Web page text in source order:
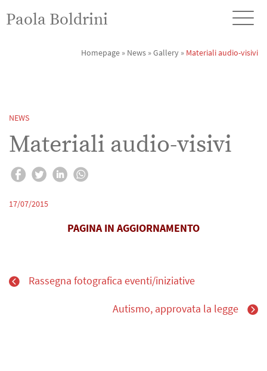
Paola Boldrini
Homepage » News »Gallery » Materiali audio-visivi
NEWS
Materiali audio-visivi
17/07/2015
PAGINA IN AGGIORNAMENTO
Rassegna fotografica eventi/iniziative
Autismo, approvata la legge